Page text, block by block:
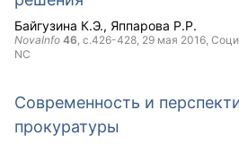
Байгузина К.Э. Яппарова Р.Р.
NovaInfo 46, с.426-428, 29 мая 2016,
NC
Современность и
прокуратуры